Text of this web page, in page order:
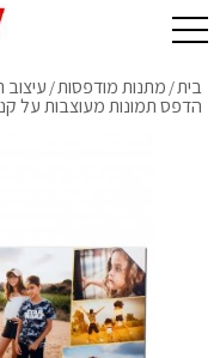
בית/ מתנות מודפסות/
הדפס תמונות מעוצבות על